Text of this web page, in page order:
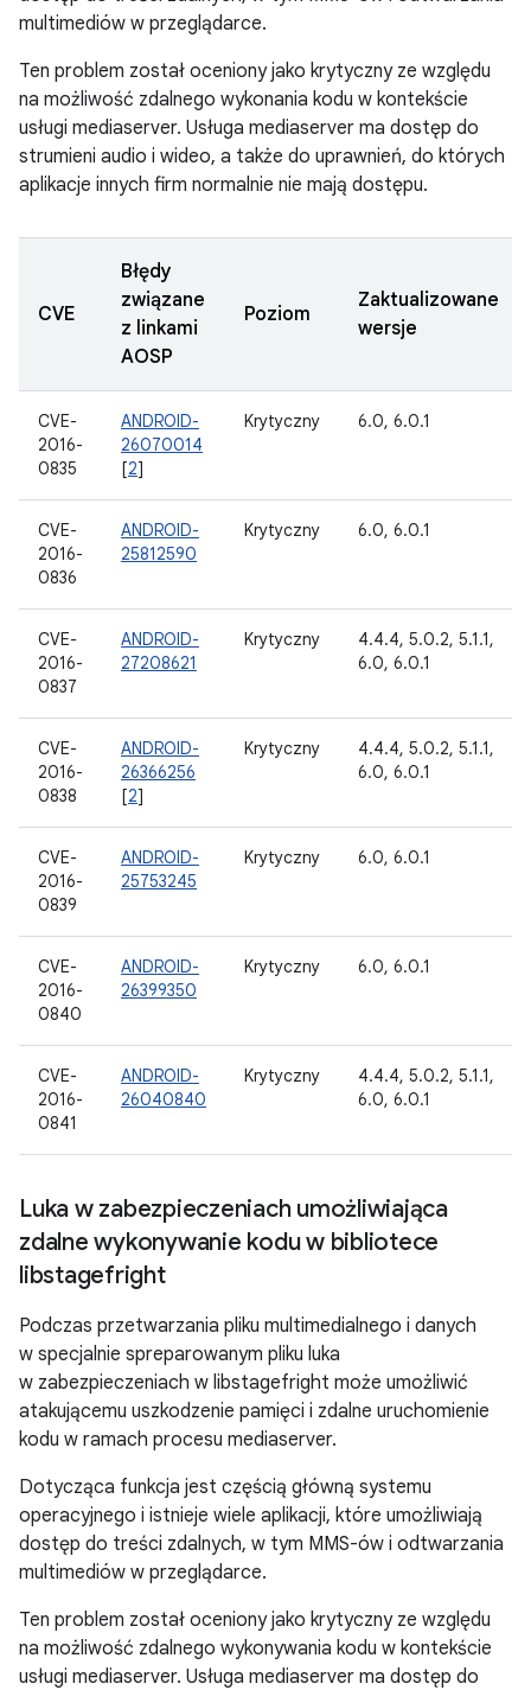
multimediów w przeglądarce.
Ten problem został oceniony jako krytyczny ze względu
na możliwość zdalnego wykonania kodu w kontekście
usługi mediaserver. Usługa mediaserver ma dostęp do
strumieni audio i wideo, a także do uprawnień, do których
aplikacje innych firm normalnie nie mają dostępu.
CVE
Błędy
związane
z linkami
AOSP
Poziom
Zaktualizowane
wersje
CVE-
2016-
0835
ANDROID-
26070014
[2]
Krytyczny 6.0, 6.0.1
CVE-
2016-
0836
ANDROID-
25812590
Krytyczny 6.0, 6.0.1
CVE-
2016-
0837
ANDROID-
27208621
Krytyczny
4.4.4, 5.0.2, 5.1.1,
6.0, 6.0.1
CVE-
2016-
0838
ANDROID-
26366256
[2]
Krytyczny
4.4.4, 5.0.2, 5.1.1,
6.0, 6.0.1
CVE-
2016-
0839
ANDROID-
25753245
Krytyczny 6.0, 6.0.1
CVE-
2016-
0840
ANDROID-
26399350
Krytyczny 6.0, 6.0.1
CVE-
2016-
0841
ANDROID-
26040840
Krytyczny
4.4.4, 5.0.2, 5.1.1,
6.0, 6.0.1
Luka w zabezpieczeniach umożliwiająca
zdalne wykonywanie kodu w bibliotece
libstagefright
Podczas przetwarzania pliku multimedialnego i danych
w specjalnie spreparowanym pliku luka
w zabezpieczeniach w libstagefright może umożliwić
atakującemu uszkodzenie pamięci i zdalne uruchomienie
kodu w ramach procesu mediaserver.
Dotycząca funkcja jest częścią główną systemu
operacyjnego i istnieje wiele aplikacji, które umożliwiają
dostęp do treści zdalnych, w tym MMS-ów i odtwarzania
multimediów w przeglądarce.
Ten problem został oceniony jako krytyczny ze względu
na możliwość zdalnego wykonywania kodu w kontekście
usługi mediaserver. Usługa mediaserver ma dostęp do